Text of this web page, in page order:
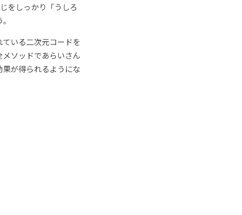
をしっかり「うしろ
いる二次元コードを
ソッドであらいさん
が得られるようにな